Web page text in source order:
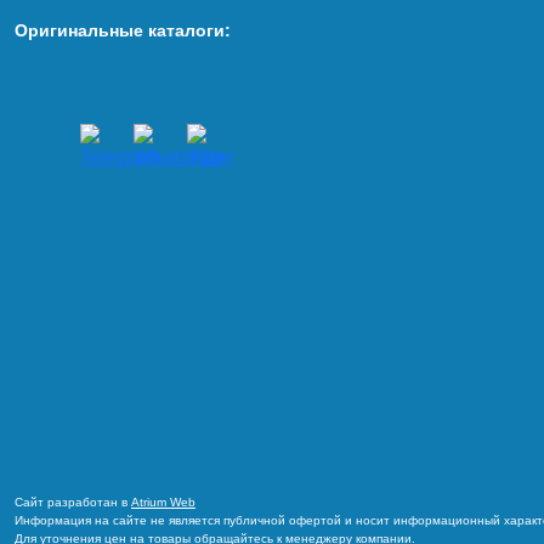
Оригинальные каталоги:
Сайт разработан в Atrium Web
Информация на сайте не является публичной офертой и носит информационный
Для уточнения цен на товары обращайтесь к менеджеру компании.